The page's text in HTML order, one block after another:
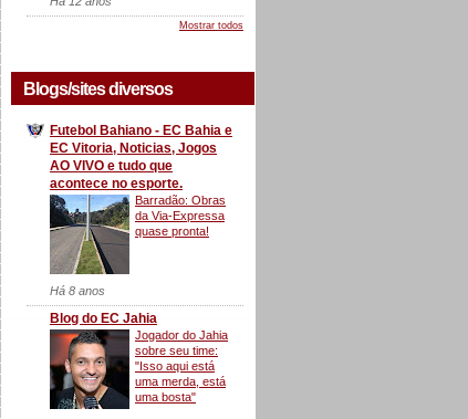
Mostrar todos
Blogs/sites diversos
Futebol Bahiano - EC Bahia e
EC Vitoria, Noticias, Jogos
AO VIVO e tudo que
acontece no esporte.
Barradão: Obras
da Via-Expressa
quase pronta!
Há 8 anos
Blog do EC Jahia
Jogador do Jahia
sobre seu time:
"Isso aqui está
uma merda, está
uma bosta"